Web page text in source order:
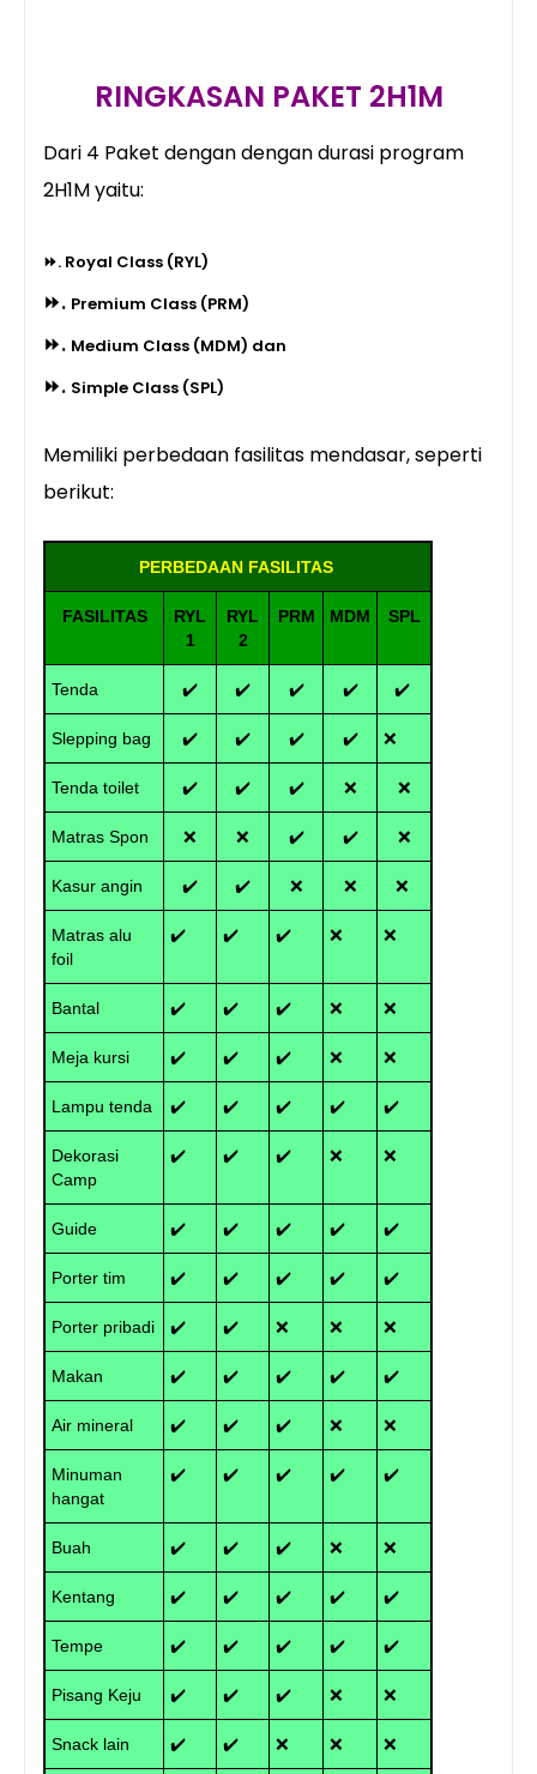
RINGKASAN PAKET 2H1M
Dari 4 Paket dengan dengan durasi program
2H1M yaitu:
⏩. Royal Class (RYL)
⏩. Premium Class (PRM)
⏩. Medium Class (MDM) dan
⏩. Simple Class (SPL)
Memiliki perbedaan fasilitas mendasar, seperti
berikut:
PERBEDAAN FASILITAS
FASILITAS
RYL
1
RYL
2
PRM MDM SPL
Tenda ✔️ ✔️ ✔️ ✔️ ✔️
Slepping bag ✔️ ✔️ ✔️ ✔️ ❌
Tenda toilet ✔️ ✔️ ✔️ ❌ ❌
Matras Spon ❌ ❌ ✔️ ✔️ ❌
Kasur angin ✔️ ✔️ ❌ ❌ ❌
Matras alu
foil
✔️ ✔️ ✔️ ❌ ❌
Bantal ✔️ ✔️ ✔️ ❌ ❌
Meja kursi ✔️ ✔️ ✔️ ❌ ❌
Lampu tenda ✔️ ✔️ ✔️ ✔️ ✔️
Dekorasi
Camp
✔️ ✔️ ✔️ ❌ ❌
Guide ✔️ ✔️ ✔️ ✔️ ✔️
Porter tim ✔️ ✔️ ✔️ ✔️ ✔️
Porter pribadi ✔️ ✔️ ❌ ❌ ❌
Makan ✔️ ✔️ ✔️ ✔️ ✔️
Air mineral ✔️ ✔️ ✔️ ❌ ❌
Minuman
hangat
✔️ ✔️ ✔️ ✔️ ✔️
Buah ✔️ ✔️ ✔️ ❌ ❌
Kentang ✔️ ✔️ ✔️ ✔️ ✔️
Tempe ✔️ ✔️ ✔️ ✔️ ✔️
Pisang Keju ✔️ ✔️ ✔️ ❌ ❌
Snack lain ✔️ ✔️ ❌ ❌ ❌